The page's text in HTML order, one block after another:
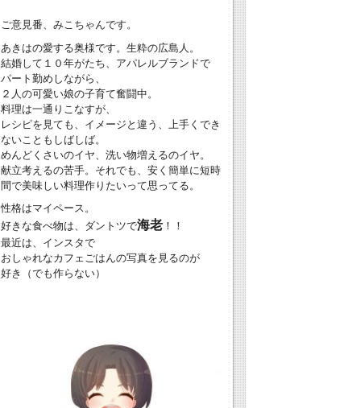
ご意見番、みこちゃんです。
あきはの愛する奥様です。生粋の広島人。
結婚して１０年がたち、アパレルブランドで
パート勤めしながら、
２人の可愛い娘の子育て奮闘中。
料理は一通りこなすが、
レシピを見ても、イメージと違う、上手くでき
ないこともしばしば。
めんどくさいのイヤ、洗い物増えるのイヤ。
献立考えるの苦手。それでも、安く簡単に短時
間で美味しい料理作りたいって思ってる。
性格はマイペース。
好きな食べ物は、ダントツで海老 ！！
最近は、インスタで
おしゃれなカフェごはんの写真を見るのが
好き（でも作らない）